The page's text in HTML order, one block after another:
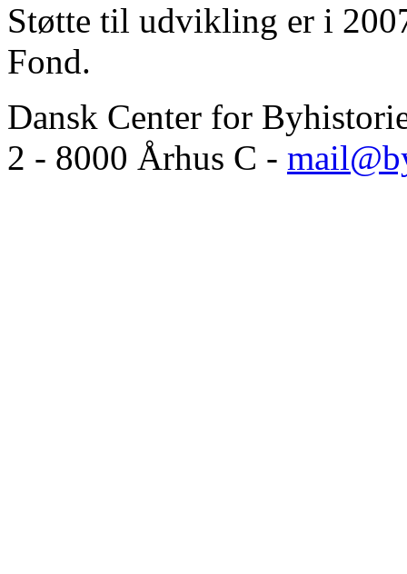
Støtte til udvikling er i
Fond.
Dansk Center for
2 - 8000 Århus C -